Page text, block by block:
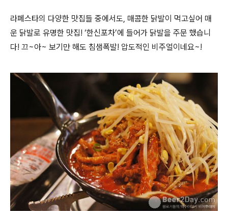
라페스타의 다양한 맛집들 중에서도, 매콤한 닭발이 먹고싶어 매
운 닭발로 유명한 맛집! ‘한신포차’에 들어가 닭발을 주문 했습니
다! 끄~아~ 보기만 해도 침샘폭발! 압도적인 비주얼이네요~!